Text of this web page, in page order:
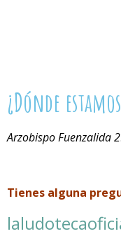
¿Dónde
Arzobispo Fuenzalida
Tienes alguna